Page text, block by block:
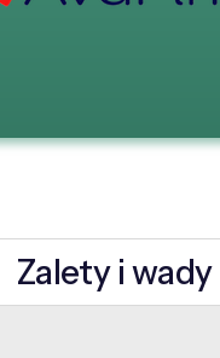
Zalety i wady